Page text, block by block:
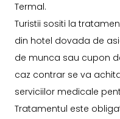
Termal.
Turistii sositi la
din hotel dovada de
de munca sau cupon
caz contrar se va
serviciilor medicale
Tratamentul este